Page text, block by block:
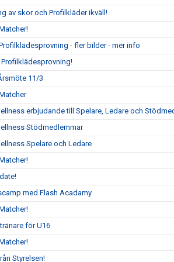
av skor och Profilkläder ikväll!
- fler bilder - mer info
11/3
erbjudande till Spelare, Ledare och
Stödmedlemmar
Spelare och Ledare
med Flash Acadamy
för U16
Styrelsen!